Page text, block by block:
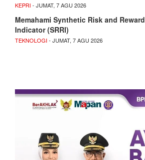
KEPRI- JUMAT, 7 AGU 2026
Memahami Synthetic Risk and Reward
Indicator (SRRI)
TEKNOLOGI- JUMAT, 7 AGU 2026